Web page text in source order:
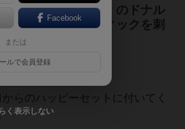
「黒ひげ危機一発」のドナル
はずれの穴にスティックを刺
が飛び出す。
ハッピーセット
らのハッピーセットに付いてく
Facebook
または
ルで会員登録
く表示しない